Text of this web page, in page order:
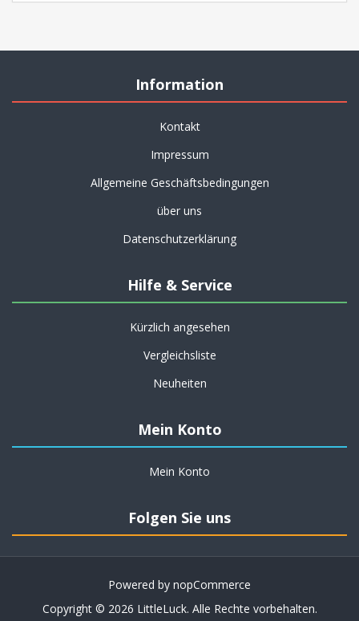
Information
Kontakt
Impressum
Allgemeine Geschäftsbedingungen
über uns
Datenschutzerklärung
Hilfe & Service
Kürzlich angesehen
Vergleichsliste
Neuheiten
Mein Konto
Mein Konto
Folgen Sie uns
Powered by nopCommerce
Copyright © 2026 LittleLuck. Alle Rechte vorbehalten.